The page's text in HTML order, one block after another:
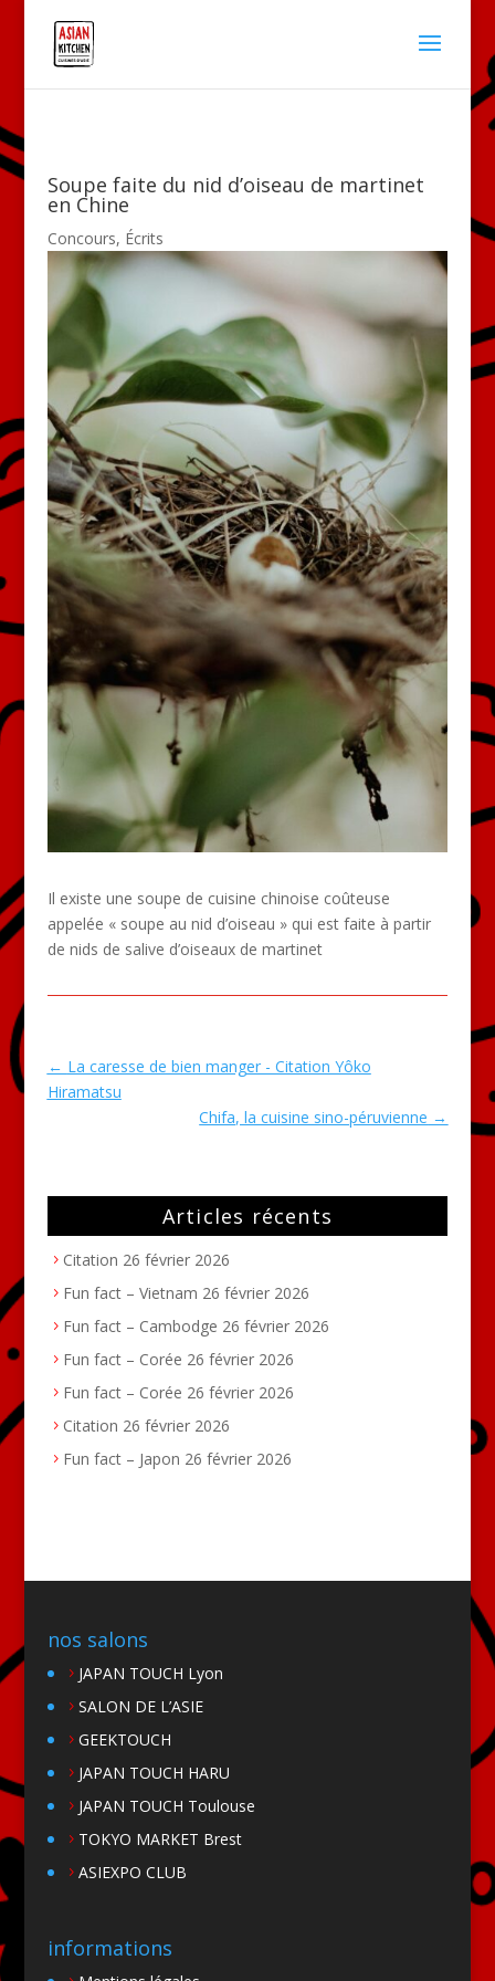
Soupe faite du nid d’oiseau de martinet
en Chine
Concours, Écrits
Il existe une soupe de cuisine chinoise coûteuse
appelée « soupe au nid d’oiseau » qui est faite à partir
de nids de salive d’oiseaux de martinet
← La caresse de bien manger - Citation Yôko
Hiramatsu
Chifa, la cuisine sino-péruvienne →
Articles récents
Citation 26 février 2026
Fun fact – Vietnam 26 février 2026
Fun fact – Cambodge 26 février 2026
Fun fact – Corée 26 février 2026
Fun fact – Corée 26 février 2026
Citation 26 février 2026
Fun fact – Japon 26 février 2026
nos salons
JAPAN TOUCH Lyon
SALON DE L’ASIE
GEEKTOUCH
JAPAN TOUCH HARU
JAPAN TOUCH Toulouse
TOKYO MARKET Brest
ASIEXPO CLUB
informations